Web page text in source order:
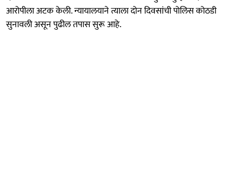
आरोपीला अटक केली. न्यायालयाने त्याला दोन दिवसांची पोलिस कोठडी
सुनावली असून पुढील तपास सुरू आहे.